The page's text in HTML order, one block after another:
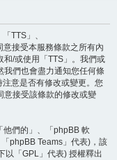
TTS」、
意接受本服務條款之所有內
/或使用「TTS」。我們或
我們也會盡力通知您任何條
意是否有修改或變更。您
意接受該條款的修改或變
們的」、「phpBB 軟
phpBB Teams」代表)，該
以「GPL」代表) 授權釋出